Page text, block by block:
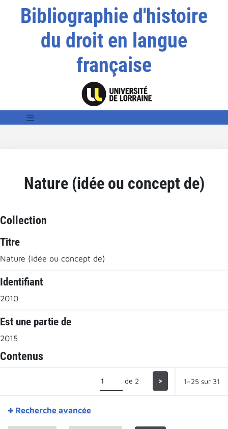
Bibliographie d'histoire
du droit en langue
française
Nature (idée ou concept de)
Collection
Titre
Nature (idée ou concept de)
Identifiant
2010
Est une partie de
2015
Contenus
de 2 > 1–25 sur 31
Recherche avancée